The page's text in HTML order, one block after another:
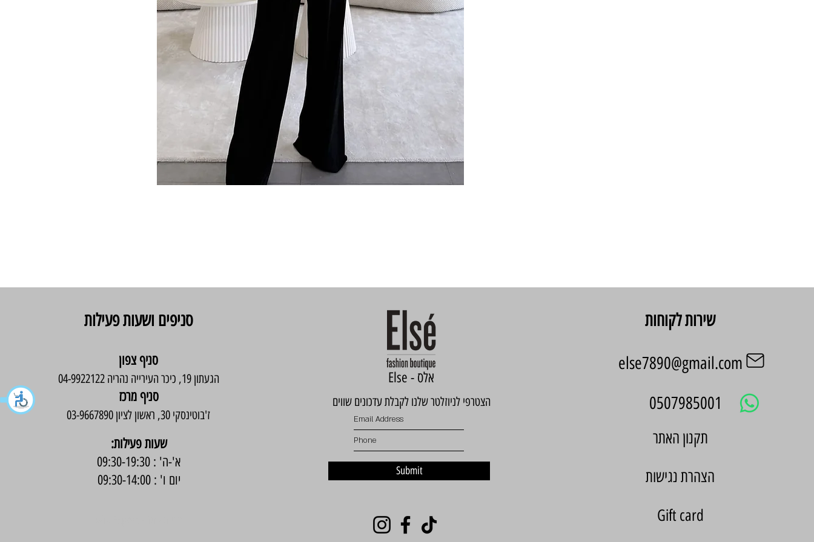
סניפים ושעות פעילות
סניף צפון
הגעתון 19, כיכר העירייה נהריה 04-9922122
סניף מרכז
ז'בוטינסקי 30, ראשון לציון 03-9667890
:שעות פעילות
א'-ה' : 09:30-19:30
יום ו' : 09:30-14:00
Else - אלס
הצטרפי לניוזלטר שלנו לקבלת עדכונים שווים
Submit
שירות לקוחות
else7890@gmail.com
0507985001
הצהרת נגישות
Gift card